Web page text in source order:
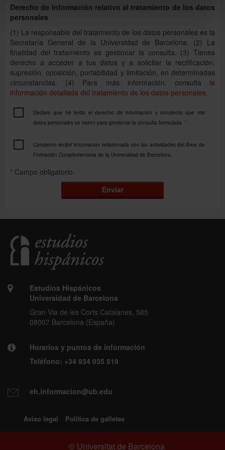
BIBLIOGRAFÍA
Conversar en español A1-A2. Ed. Publicacions UB,
Col. Estudios Hispánicos. Barcelona.
ESPAÑOL, M., LÓPEZ, S. y MORENO, M. (2014):
Conversar en español B1-B2. Ed. Publicacions UB,
Col. Estudios Hispánicos. Barcelona.
Fonética. Niveles: A1, A2, B1, B2. Ed. Anaya, Col.
Derecho de información relativo al tratamiento de los datos
personales
(1) La responsable del tratamiento de los datos personales es la
Secretaría General de la Universidad de Barcelona. (2) La
finalidad del tratamiento es gestionar la consulta. (3) Tienes
derecho a acceder a tus datos y a solicitar la rectificación,
supresión, oposición, portabilidad y limitación, en determinadas
circunstancias. (4) Para más información, consulta la
información detallada del tratamiento de los datos personales.
Declaro que he leído el derecho de información y consiento que mis
datos personales se traten para gestionar la consulta formulada. *
Consiento recibir información relacionada con las actividades del Área de
Formación Complementaria de la Universidad de Barcelona.
* Campo obligatorio.
Enviar
Estudios Hispánicos
Universidad de Barcelona
Gran Via de les Corts Catalanes, 585
08007 Barcelona (España)
Horarios y puntos de información
Teléfono: +34 934 035 519
eh.informacion@ub.edu
Aviso legal Política de galletas
© Universitat de Barcelona